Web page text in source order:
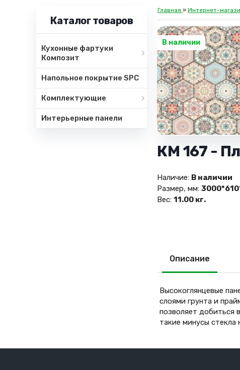
Каталог товаров
Кухонные фартуки
Композит
Напольное покрытие SPC
Комплектующие
Интерьерные панели
Главная » Интернет-
В наличии
КМ 167 -
Наличие: В наличии
Размер, мм:
Вес: 11.00 кг.
Описание
Высокоглянцевые
слоями грунта и
позволяет добиться
такие минусы